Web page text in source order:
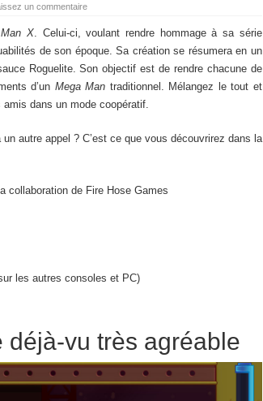
un commentaire
X. Celui-ci, voulant rendre hommage à sa série
de son époque. Sa création se résumera en un
Roguelite. Son objectif est de rendre chacune de
d’un Mega Man traditionnel. Mélangez le tout et
dans un mode coopératif.
autre appel ? C’est ce que vous découvrirez dans la
collaboration de Fire Hose Games
les autres consoles et PC)
déjà-vu très agréable